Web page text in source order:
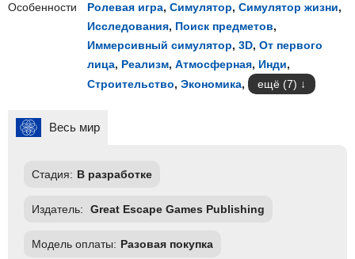
Особенности
Ролевая игра, Симулятор, Симулятор жизни,
Исследования, Поиск предметов,
Иммерсивный симулятор, 3D, От первого
лица, Реализм, Атмосферная, Инди,
Строительство, Экономика, ещё (7)
Весь мир
Стадия: В разработке
Издатель: Great Escape Games Publishing
Модель оплаты: Разовая покупка